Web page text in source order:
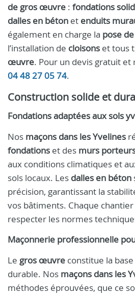
de gros œuvre : fondations
dalles en béton et enduits
également en charge la pose
l’installation de cloisons et tous
œuvre. Pour un devis gratuit et
04 48 27 05 74.
Construction solide et
Fondations adaptées aux sols
Nos maçons dans les Yvelines
fondations et des murs
aux conditions climatiques et
sols locaux. Les dalles en béton
précision, garantissant la
vos bâtiments. Chaque
respecter les normes
Maçonnerie professionnelle
Le gros œuvre constitue la
durable. Nos maçons dans les
méthodes éprouvées, que ce